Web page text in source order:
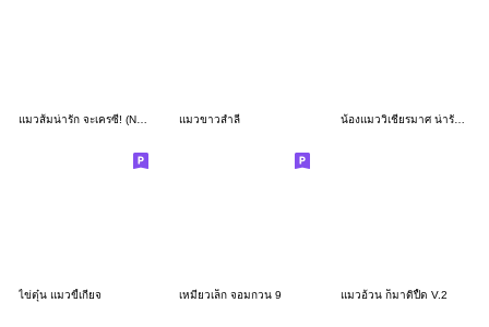
แมวขาวสำลี น้องแมววิเชียรมาศ น่ารัก กวนๆ
ไข่ตุ๋น แมวขี้เกียจ เหมียวเล็ก จอมกวน 9 แมวอ้วน ก็มาดิปื้ด V.2